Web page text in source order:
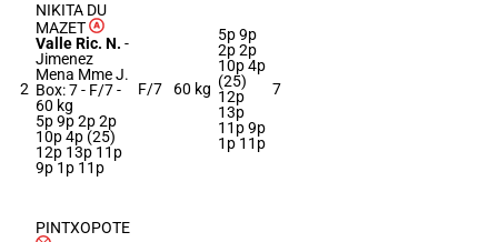
2
NIKITA DU
MAZET
Valle Ric. N. -
Jimenez
Mena Mme J.
Box: 7 - F/7 -
60 kg
5p 9p 2p 2p
10p 4p (25)
12p 13p 11p
9p 1p 11p
F/7 60 kg
5p 9p
2p 2p
10p 4p
(25)
12p
13p
11p 9p
1p 11p
7
PINTXOPOTE